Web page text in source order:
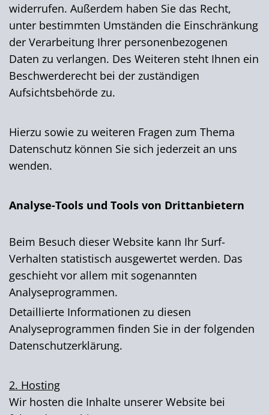
widerrufen. Außerdem haben Sie das Recht,
unter bestimmten Umständen die Einschränkung
der Verarbeitung Ihrer personenbezogenen
Daten zu verlangen. Des Weiteren steht Ihnen ein
Beschwerderecht bei der zuständigen
Aufsichtsbehörde zu.
Hierzu sowie zu weiteren Fragen zum Thema
Datenschutz können Sie sich jederzeit an uns
wenden.
Analyse-Tools und Tools von Dritt­anbietern
Beim Besuch dieser Website kann Ihr Surf-
Verhalten statistisch ausgewertet werden. Das
geschieht vor allem mit sogenannten
Analyseprogrammen.
Detaillierte Informationen zu diesen
Analyseprogrammen finden Sie in der folgenden
Datenschutzerklärung.
2. Hosting
Wir hosten die Inhalte unserer Website bei